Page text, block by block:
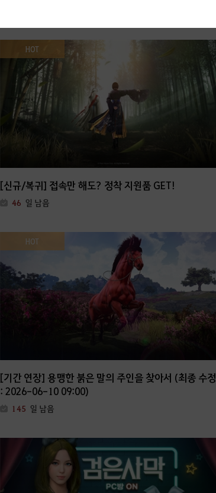
HOT
[신규/복귀] 접속만 해도? 정착 지원품 GET!
46 일 남음
HOT
[기간 연장] 용맹한 붉은 말의 주인을 찾아서 (최종 수정
: 2026-06-10 09:00)
145 일 남음